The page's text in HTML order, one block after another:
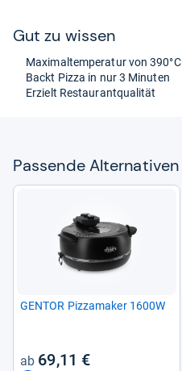
Gut zu wis­sen
Maxi­mal­tem­pe­ra­tur von 390°C
Backt Pizza in nur 3 Minu­ten
Erzielt Restau­rant­qua­li­tät
Pas­sende Alter­na­ti­ven
GEN­TOR Pizza­ma­ker 1600W
69,11 €